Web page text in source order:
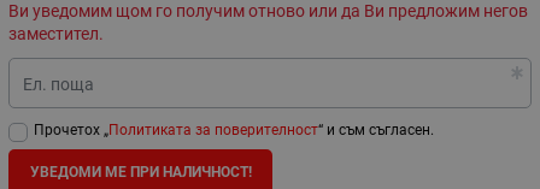
Ви уведомим щом го получим отново или да Ви предложим негов
заместител.
Ел. поща
Прочетох „Политиката за поверителност“ и съм съгласен.
УВЕДОМИ МЕ ПРИ НАЛИЧНОСТ!